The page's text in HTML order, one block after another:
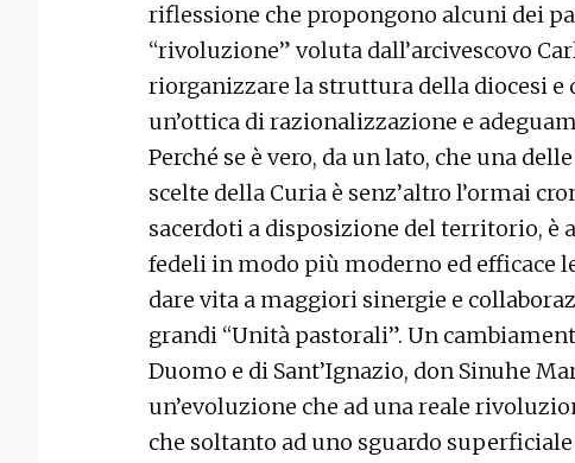
riflessione che propongono alcuni dei
“rivoluzione” voluta dall’arcivescovo
riorganizzare la struttura della diocesi e
un’ottica di razionalizzazione e
Perché se è vero, da un lato, che una
scelte della Curia è senz’altro l’ormai
sacerdoti a disposizione del territorio, è
fedeli in modo più moderno ed efficace
dare vita a maggiori sinergie e
grandi “Unità pastorali”. Un
Duomo e di Sant’Ignazio, don Sinuhe
un’evoluzione che ad una reale
che soltanto ad uno sguardo